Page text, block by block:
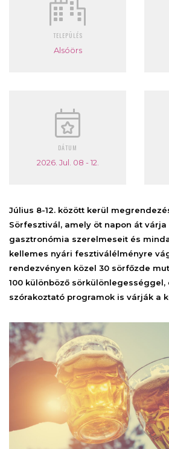
TELEPÜLÉS
Alsóörs
DÁTUM
2026. Jul. 08 - 12.
Július 8-12. között kerül
Sörfesztivál, amely öt napon át várja
gasztronómia szerelmeseit és
kellemes nyári fesztiválélményre
rendezvényen közel 30 sörfőzde
100 különböző
szórakoztató programok is várják a